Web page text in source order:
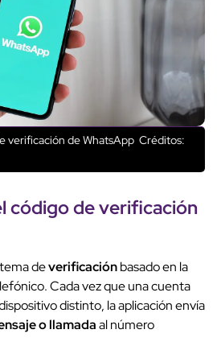
verificación de WhatsApp Créditos:
código de verificación
deverificaciónbasado en la
Cada vez que una cuenta
distinto, la aplicación envía
o llamadaal número